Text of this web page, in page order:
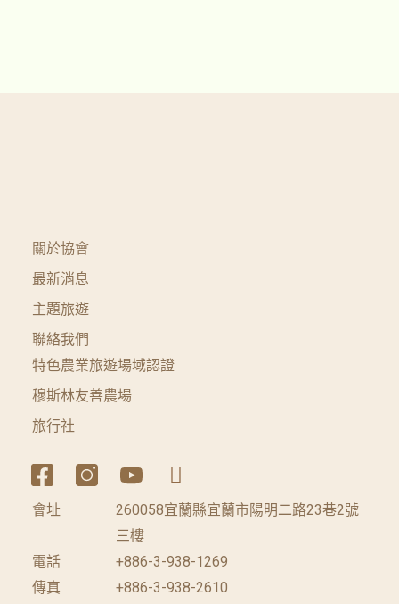
關於協會
最新消息
主題旅遊
聯絡我們
特色農業旅遊場域認證
穆斯林友善農場
旅行社
會址
260058宜蘭縣宜蘭市陽明二路23巷2號
三樓
電話
+886-3-938-1269
傳真
+886-3-938-2610